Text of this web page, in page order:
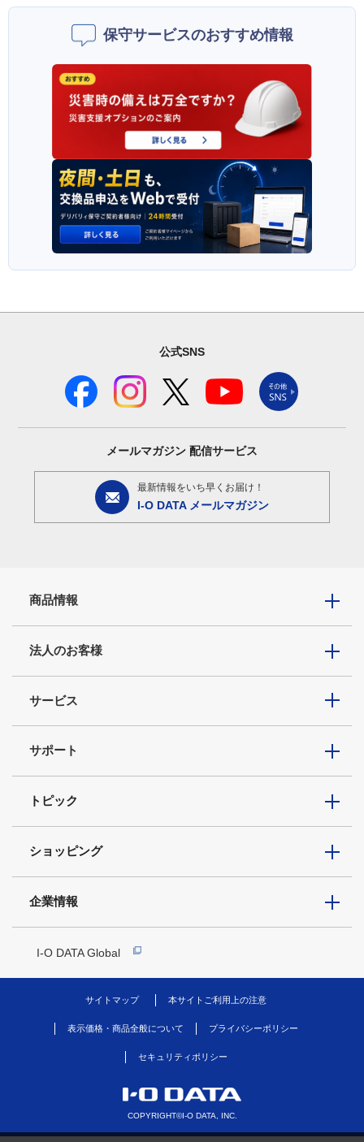
保守サービスのおすすめ情報
公式SNS
メールマガジン 配信サービス
最新情報をいち早くお届け！
I-O DATA メールマガジン
商品情報
法人のお客様
サービス
サポート
トピック
ショッピング
企業情報
I-O DATA Global
サイトマップ 本サイトご利用上の注意
表示価格・商品全般について プライバシーポリシー
セキュリティポリシー
COPYRIGHT©I-O DATA, INC.